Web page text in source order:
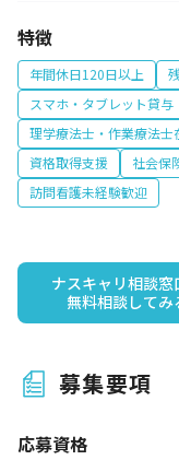
特徴
年間休日120日以上
スマホ・タブレット貸与
理学療法士・作業療法士
資格取得支援
社会保
訪問看護未経験歓迎
ナスキャリ相談窓
無料相談してみ
募集要項
応募資格